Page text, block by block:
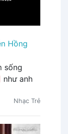
Hồng
sống
như anh
Nhạc Trẻ